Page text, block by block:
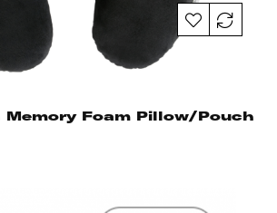
Memory Foam Pillow/Pouch